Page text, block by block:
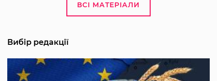
ВСІ МАТЕРІАЛИ
Вибір редакції